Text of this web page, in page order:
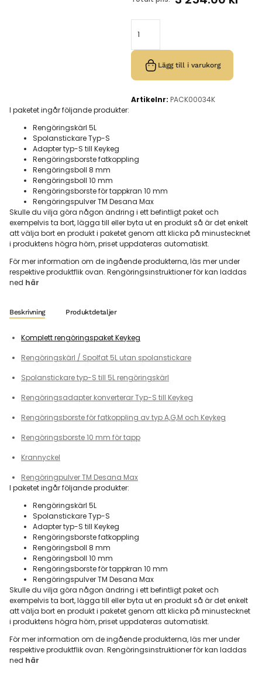
Lägg till i varukorg
Artikelnr: PACK00034K
I paketet ingår följande produkter:
Rengöringskärl 5L
Spolanstickare Typ-S
Adapter typ-S till Keykeg
Rengöringsborste fatkoppling
Rengöringsboll 8 mm
Rengöringsboll 10 mm
Rengöringsborste för tappkran 10 mm
Rengöringspulver TM Desana Max
Skulle du vilja göra någon ändring i ett befintligt paket och
exempelvis ta bort, lägga till eller byta ut en produkt så är det enkelt
att välja bort en produkt i paketet genom att klicka på minustecknet
i produktens högra hörn, priset uppdateras automatiskt.
För mer information om de ingående produkterna, läs mer under
respektive produktflik ovan. Rengöringsinstruktioner för kan laddas
ned här
Beskrivning Produktdetaljer
Komplett rengöringspaket Keykeg
Rengöringskärl / Spolfat 5L utan spolanstickare
Spolanstickare typ-S till 5L rengöringskärl
Rengöringsadapter konverterar Typ-S till Keykeg
Rengöringsborste för fatkoppling av typ A,G,M och Keykeg
Rengöringsborste 10 mm för tapp
Krannyckel
Rengöringpulver TM Desana Max
I paketet ingår följande produkter:
Rengöringskärl 5L
Spolanstickare Typ-S
Adapter typ-S till Keykeg
Rengöringsborste fatkoppling
Rengöringsboll 8 mm
Rengöringsboll 10 mm
Rengöringsborste för tappkran 10 mm
Rengöringspulver TM Desana Max
Skulle du vilja göra någon ändring i ett befintligt paket och
exempelvis ta bort, lägga till eller byta ut en produkt så är det enkelt
att välja bort en produkt i paketet genom att klicka på minustecknet
i produktens högra hörn, priset uppdateras automatiskt.
För mer information om de ingående produkterna, läs mer under
respektive produktflik ovan. Rengöringsinstruktioner för kan laddas
ned här